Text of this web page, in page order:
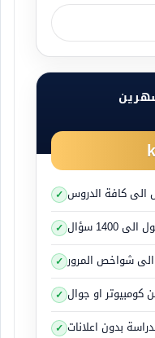
مناسبة لتنبيه
.
وهي ترمز الى
الطريق دولي
الى كافة الدروس
1400 سؤال
شواخص المرور
كومبيوتر او جوال
بدون اعلانات